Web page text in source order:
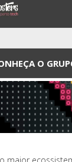
O
maior